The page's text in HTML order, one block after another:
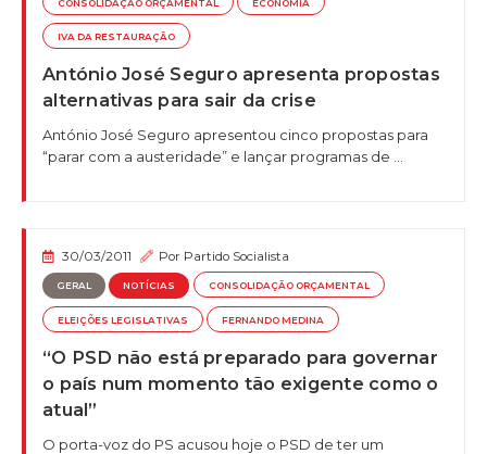
CONSOLIDAÇÃO ORÇAMENTAL ECONOMIA
IVA DA RESTAURAÇÃO
António José Seguro apresenta propostas
alternativas para sair da crise
António José Seguro apresentou cinco propostas para
“parar com a austeridade” e lançar programas de ...
30/03/2011 Por Partido Socialista
GERAL NOTÍCIAS CONSOLIDAÇÃO ORÇAMENTAL
ELEIÇÕES LEGISLATIVAS FERNANDO MEDINA
“O PSD não está preparado para governar
o país num momento tão exigente como o
atual”
O porta-voz do PS acusou hoje o PSD de ter um